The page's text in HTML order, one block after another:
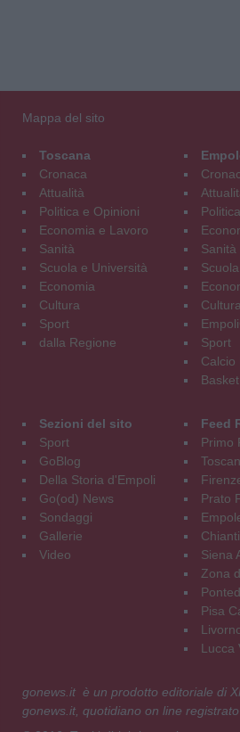
Mappa del sito
Toscana
Cronaca
Attualità
Politica e Opinioni
Economia e Lavoro
Sanità
Scuola e Università
Economia
Cultura
Sport
dalla Regione
Sanità
Cultura
Sport
Calcio
Basket
Sezioni del sito
Sport
GoBlog
Della Storia d'Empoli
Go(od) News
Sondaggi
Gallerie
Video
Feed
Primo
Prato
Siena
Zona
Pisa
Lucca
gonews.it è un prodotto editoriale di
gonews.it, quotidiano on line